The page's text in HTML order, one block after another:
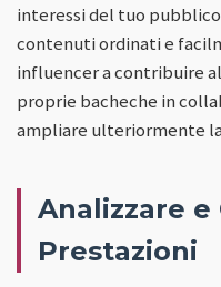
interessi del tuo
contenuti ordinati e
influencer a contribuire
proprie bacheche in
ampliare ulteriormente
Analizzare
Prestazioni